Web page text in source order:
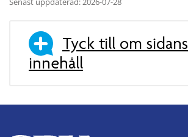
Tyck till om sidans
innehåll